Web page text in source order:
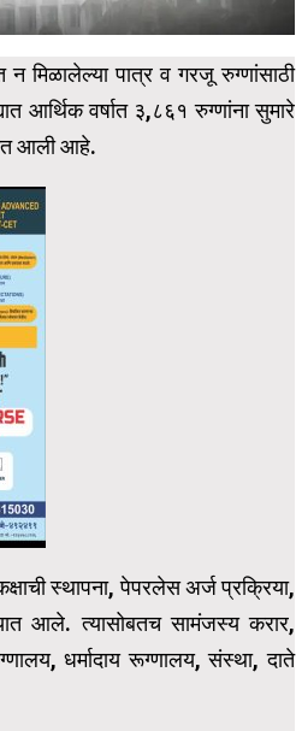
मिळालेल्या पात्र व गरजू रुग्णांसाठी
आर्थिक वर्षात ३,८६१ रुग्णांना सुमारे
आली आहे.
स्थापना, पेपरलेस अर्ज प्रक्रिया,
आले. त्यासोबतच सामंजस्य करार,
धर्मादाय रूग्णालय, संस्था, दाते